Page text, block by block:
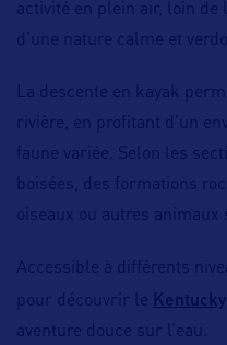
activité en plein air, loin de
d’une nature calme et
La descente en kayak
rivière, en profitant d’un
faune variée. Selon les
boisées, des formations
oiseaux ou autres animaux
Accessible à différents
pour découvrir le Kentucky
aventure douce sur l’eau.